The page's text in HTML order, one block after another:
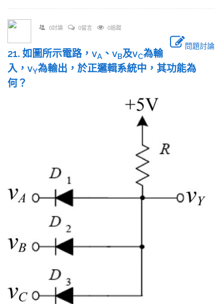
0討論 0留言 0追蹤
問題討論
21. 如圖所示電路，vA 、vB及vC為輸
入，vY為輸出，於正邏輯系統中，其功能為
何？